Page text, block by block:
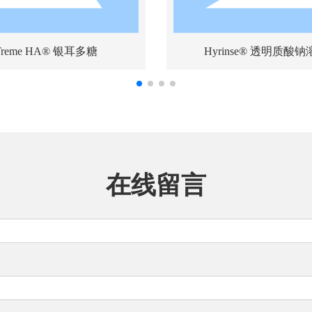
HA® 银耳多糖 Hyrinse® 透明质酸钠
在线留言